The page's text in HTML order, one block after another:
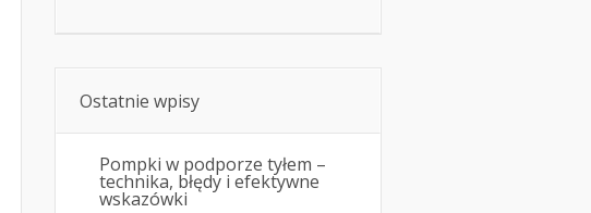
Ostatnie wpisy
Pompki w podporze tyłem –
technika, błędy i efektywne
wskazówki